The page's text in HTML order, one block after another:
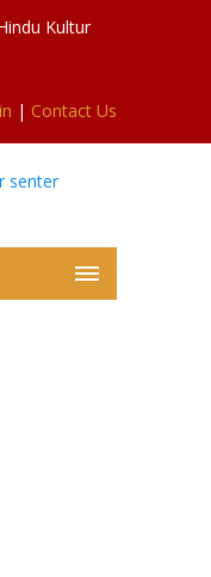
Kultur
| Contact Us